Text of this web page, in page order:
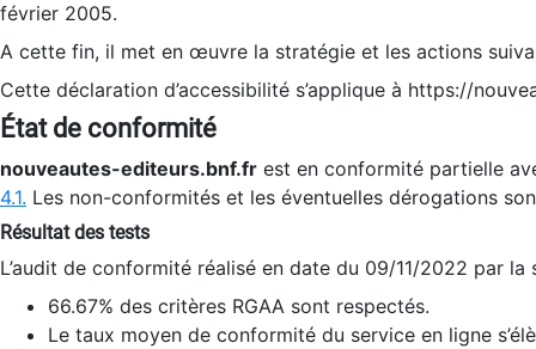
février 2005.
A cette fin, il met en œuvre la stratégie et les actions
Cette déclaration d’accessibilité s’applique à https://
État de conformité
nouveautes-editeurs.bnf.fr est en conformité partielle
4.1. Les non-conformités et les éventuelles dérogations
Résultat des tests
L’audit de conformité réalisé en date du 09/11/2022 par
66.67% des critères RGAA sont respectés.
Le taux moyen de conformité du service en ligne